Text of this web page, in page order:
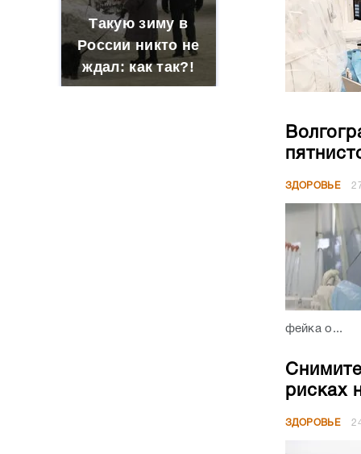
Такую зиму в
России никто не
ждал: как так?!
ЗДОРОВЬЕ
фейка о...
рисках
ЗДОРОВЬЕ